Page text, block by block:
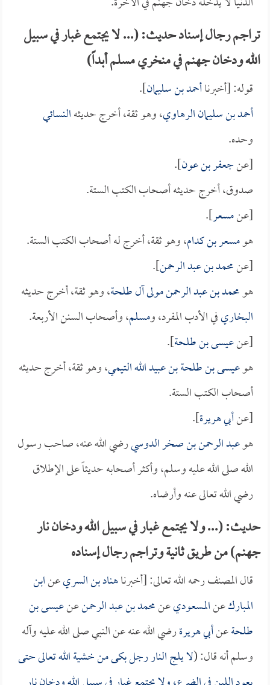
تراجم رجال إسناد حديث: (... لا يجتمع غبار في سبيل
الله ودخان جهنم في منخري مسلم أبداً)
قوله: [أخبرناأحمد بن سليمان].
أحمد بن سليمان الرهاوي، وهو ثقة، أخرج حديثهالنسائي
وحده.
[عنجعفر بن عون].
صدوق، أخرج حديثه أصحاب الكتب الستة.
[عنمسعر].
هومسعر بن كدام، وهو ثقة، أخرج له أصحاب الكتب الستة.
[عنمحمد بن عبد الرحمن].
هومحمد بن عبد الرحمن مولى آل طلحة، وهو ثقة، أخرج حديثه
البخاريفي الأدب المفرد، ومسلم، وأصحاب السنن الأربعة.
[عنعيسى بن طلحة].
هوعيسى بن طلحة بن عبيد الله التيمي، وهو ثقة، أخرج حديثه
أصحاب الكتب الستة.
[عنأبي هريرة].
هوعبد الرحمن بن صخر الدوسيرضي الله عنه، صاحب رسول
الله صلى الله عليه وسلم، وأكثر أصحابه حديثاً على الإطلاق
رضي الله تعالى عنه وأرضاه.
حديث: (... ولا يجتمع غبار في سبيل الله ودخان نار
جهنم) من طريق ثانية وتراجم رجال إسناده
قال المصنف رحمه الله تعالى: [أخبرناهناد بن السريعنابن
المباركعنالمسعوديعنمحمد بن عبد الرحمنعنعيسى بن
طلحةعنأبي هريرةرضي الله عنه عن النبي صلى الله عليه وآله
وسلم أنه قال: (لا يلج النار رجل بكى من خشية الله تعالى حتى